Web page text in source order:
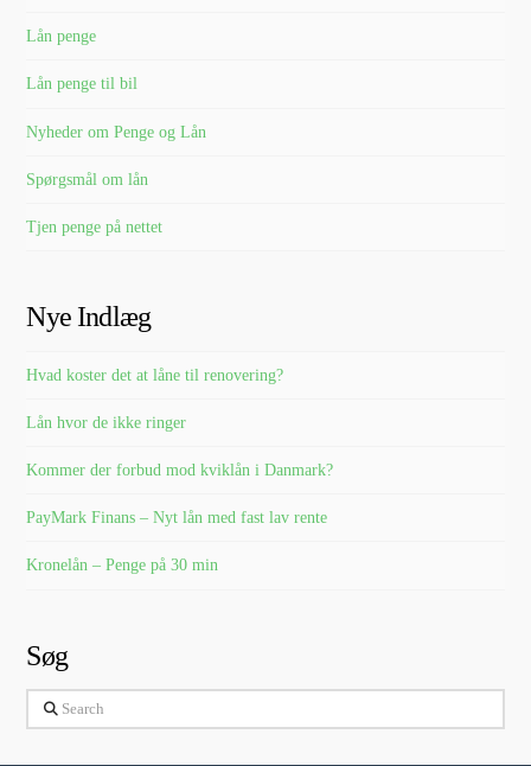
Lån penge
Lån penge til bil
Nyheder om Penge og Lån
Spørgsmål om lån
Tjen penge på nettet
Nye Indlæg
Hvad koster det at låne til renovering?
Lån hvor de ikke ringer
Kommer der forbud mod kviklån i Danmark?
PayMark Finans – Nyt lån med fast lav rente
Kronelån – Penge på 30 min
Søg
Search